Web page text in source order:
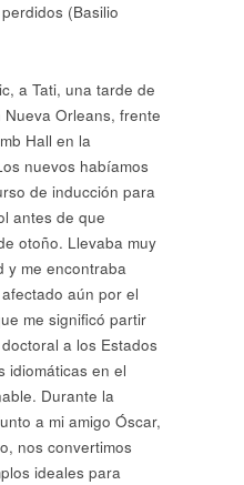
(Basilio
a Tati, una tarde de
Orleans, frente
Hall en la
nuevos habíamos
de inducción para
antes de que
otoño. Llevaba muy
y me encontraba
aún por el
me significó partir
a los Estados
idiomáticas en el
Durante la
a mi amigo Óscar,
nos convertimos
ideales para